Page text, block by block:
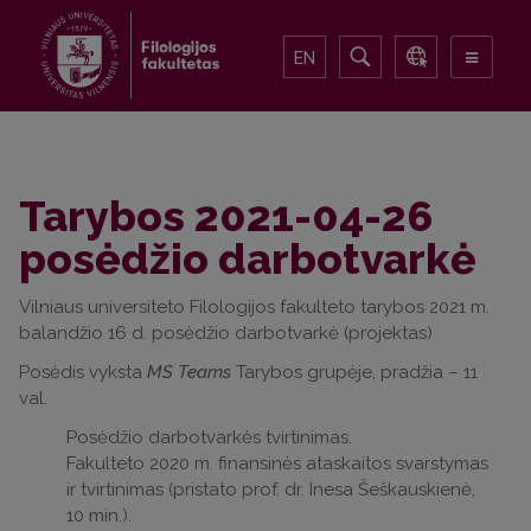
EN
Tarybos 2021-04-26
posėdžio darbotvarkė
Vilniaus universiteto Filologijos fakulteto tarybos 2021 m.
balandžio 16 d. posėdžio darbotvarkė (projektas)
Posėdis vyksta MS Teams Tarybos grupėje, pradžia – 11
val.
Posėdžio darbotvarkės tvirtinimas.
Fakulteto 2020 m. finansinės ataskaitos svarstymas
ir tvirtinimas (pristato prof. dr. Inesa Šeškauskienė,
10 min.).